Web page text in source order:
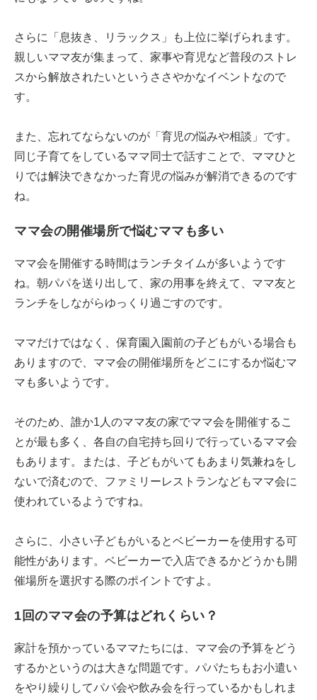
さらに「息抜き、リラックス」も上位に挙げられます。
親しいママ友が集まって、家事や育児など普段のストレ
スから解放されたいというささやかなイベントなので
す。
また、忘れてならないのが「育児の悩みや相談」です。
同じ子育てをしているママ同士で話すことで、ママひと
りでは解決できなかった育児の悩みが解消できるのです
ね。
ママ会の開催場所で悩むママも多い
ママ会を開催する時間はランチタイムが多いようです
ね。朝パパを送り出して、家の用事を終えて、ママ友と
ランチをしながらゆっくり過ごすのです。
ママだけではなく、保育園入園前の子どもがいる場合も
ありますので、ママ会の開催場所をどこにするか悩むマ
マも多いようです。
そのため、誰か1人のママ友の家でママ会を開催するこ
とが最も多く、各自の自宅持ち回りで行っているママ会
もあります。または、子どもがいてもあまり気兼ねをし
ないで済むので、ファミリーレストランなどもママ会に
使われているようですね。
さらに、小さい子どもがいるとベビーカーを使用する可
能性があります。ベビーカーで入店できるかどうかも開
催場所を選択する際のポイントですよ。
1回のママ会の予算はどれくらい？
家計を預かっているママたちには、ママ会の予算をどう
するかというのは大きな問題です。パパたちもお小遣い
をやり繰りしてパパ会や飲み会を行っているかもしれま